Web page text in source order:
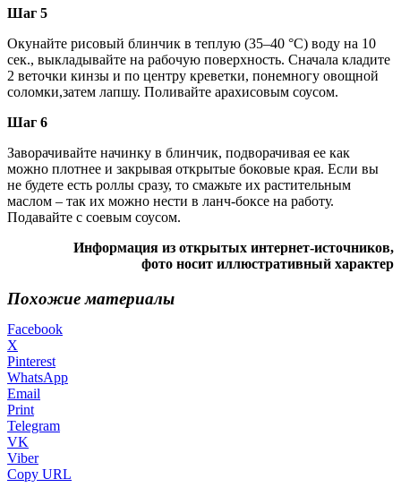
Шаг 5
Окунайте рисовый блинчик в теплую (35–40 °С) воду на 10
сек., выкладывайте на рабочую поверхность. Сначала кладите
2 веточки кинзы и по центру креветки, понемногу овощной
соломки,затем лапшу. Поливайте арахисовым соусом.
Шаг 6
Заворачивайте начинку в блинчик, подворачивая ее как
можно плотнее и закрывая открытые боковые края. Если вы
не будете есть роллы сразу, то смажьте их растительным
маслом – так их можно нести в ланч-боксе на работу.
Подавайте с соевым соусом.
Информация из открытых интернет-источников,
фото носит иллюстративный характер
Похожие материалы
Facebook
X
Pinterest
WhatsApp
Email
Print
Telegram
VK
Viber
Copy URL